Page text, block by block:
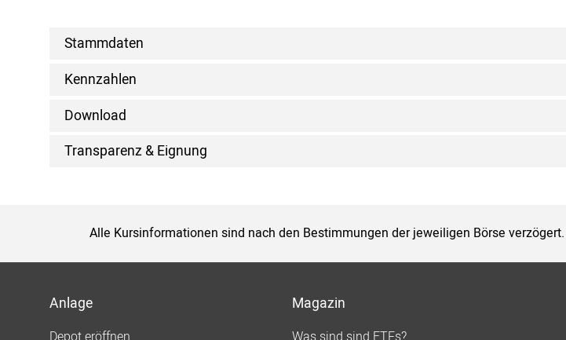
Stammdaten
Kennzahlen
Download
Transparenz & Eignung
Alle Kursinformationen sind nach den Bestimmungen der jeweiligen Börse
Anlage Magazin